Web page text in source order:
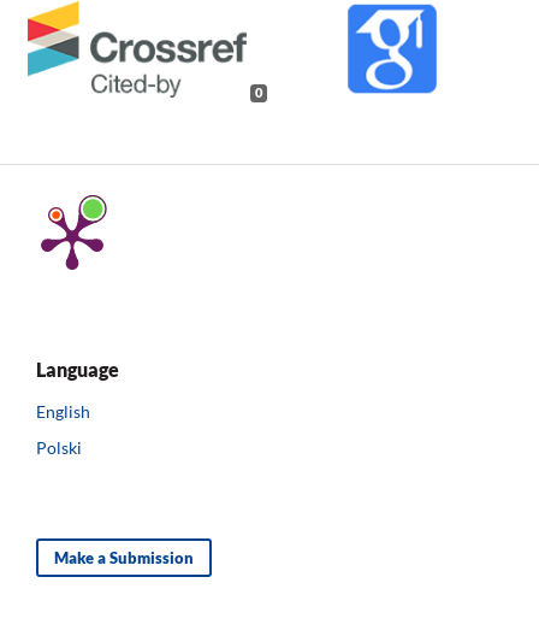
0
Language
English
Polski
Make a Submission